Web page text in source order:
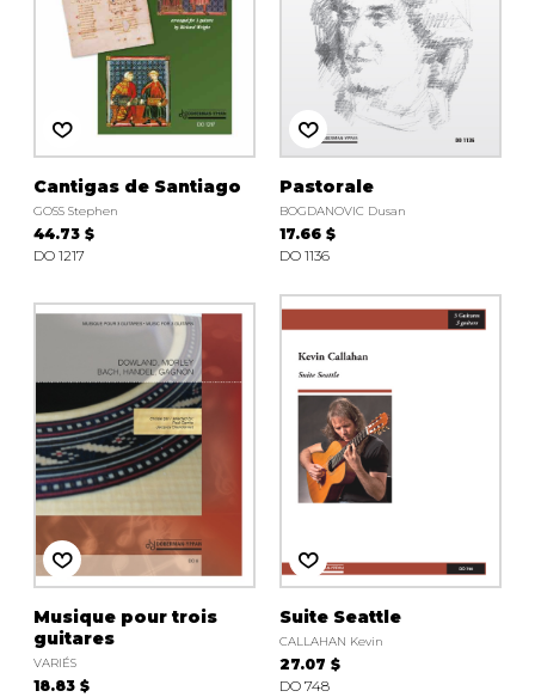
Cantigas de Santiago
GOSS Stephen
44.73 $
DO 1217
Pastorale
BOGDANOVIC Dusan
17.66 $
DO 1136
Musique pour trois
guitares
VARIÉS
18.83 $
Suite Seattle
CALLAHAN Kevin
27.07 $
DO 748